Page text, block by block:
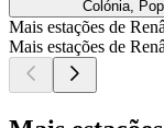
Colónia, Pop
Mais estações de
Mais estações de